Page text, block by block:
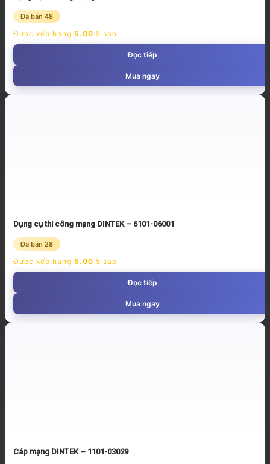
Đã bán 48
Được xếp hạng 5.00 5 sao
Đọc tiếp
Mua ngay
Dụng cụ thi công mạng DINTEK – 6101-06001
Đã bán 28
Được xếp hạng 5.00 5 sao
Đọc tiếp
Mua ngay
Cáp mạng DINTEK – 1101-03029